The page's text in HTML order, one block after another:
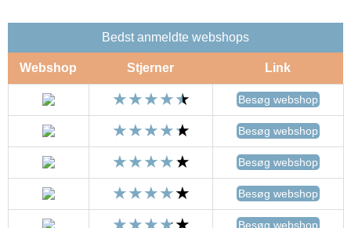
Bedst anmeldte webshops
Webshop Stjerner Link
Besøg webshop
Besøg webshop
Besøg webshop
Besøg webshop
Besøg webshop